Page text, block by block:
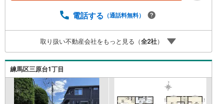
大空間です。なんと18.5帖のリビングダイニングに5.2帖の
な広さを誇ります 。お洒落な対面型のシステムキッチンや
、2箇所のシャワートイレ 、主寝室には約7.8帖の洋室が確
保されるなど 、暮らしやすさにこだわり抜いたハイグレー
ド仕様です 。
電話する （通話料無料）
取り扱い不動産会社をもっと見る（全2社）
練馬区三原台1丁目